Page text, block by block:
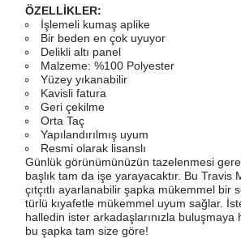
ÖZELLİKLER:
İşlemeli kumaş aplike
Bir beden en çok uyuyor
Delikli altı panel
Malzeme: %100 Polyester
Yüzey yıkanabilir
Kavisli fatura
Geri çekilme
Orta Taç
Yapılandırılmış uyum
Resmi olarak lisanslı
Günlük görünümünüzün tazelenmesi
başlık tam da işe yarayacaktır. Bu Travis
çıtçıtlı ayarlanabilir şapka mükemmel bir
türlü kıyafetle mükemmel uyum sağlar.
halledin ister arkadaşlarınızla buluşmaya
bu şapka tam size göre!